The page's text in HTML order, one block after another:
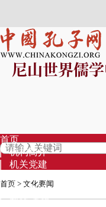
尼山世界儒
首页
机构简介
机关党建
资讯中心
视频·直播
首页 > 文化要闻